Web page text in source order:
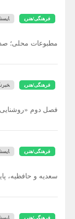
فرهنگی/هنری ایسنا
مطبوعات محلی؛
فرهنگی/هنری
فصل دوم
فرهنگی/هنری ایسنا
سعدیه و حافظیه،
فرهنگی/هنری ایسنا